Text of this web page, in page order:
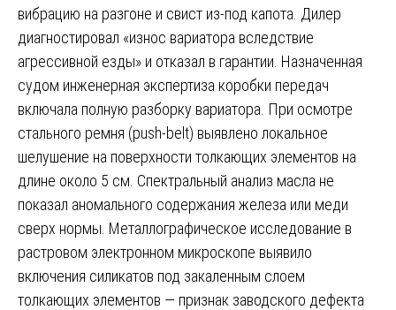
вибрацию на разгоне и свист из-под капота. Дилер
диагностировал «износ вариатора вследствие
агрессивной езды» и отказал в гарантии. Назначенная
судом инженерная экспертиза коробки передач
включала полную разборку вариатора. При осмотре
стального ремня (push-belt) выявлено локальное
шелушение на поверхности толкающих элементов на
длине около 5 см. Спектральный анализ масла не
показал аномального содержания железа или меди
сверх нормы. Металлографическое исследование в
растровом электронном микроскопе выявило
включения силикатов под закаленным слоем
толкающих элементов — признак заводского дефекта